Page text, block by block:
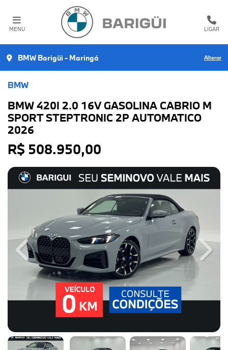
MENU LIGAR
BMW Barigüi - Maringá Alterar
BMW
BMW 420I 2.0 16V GASOLINA CABRIO M
SPORT STEPTRONIC 2P AUTOMATICO
2026
R$ 508.950,00
Previous Next